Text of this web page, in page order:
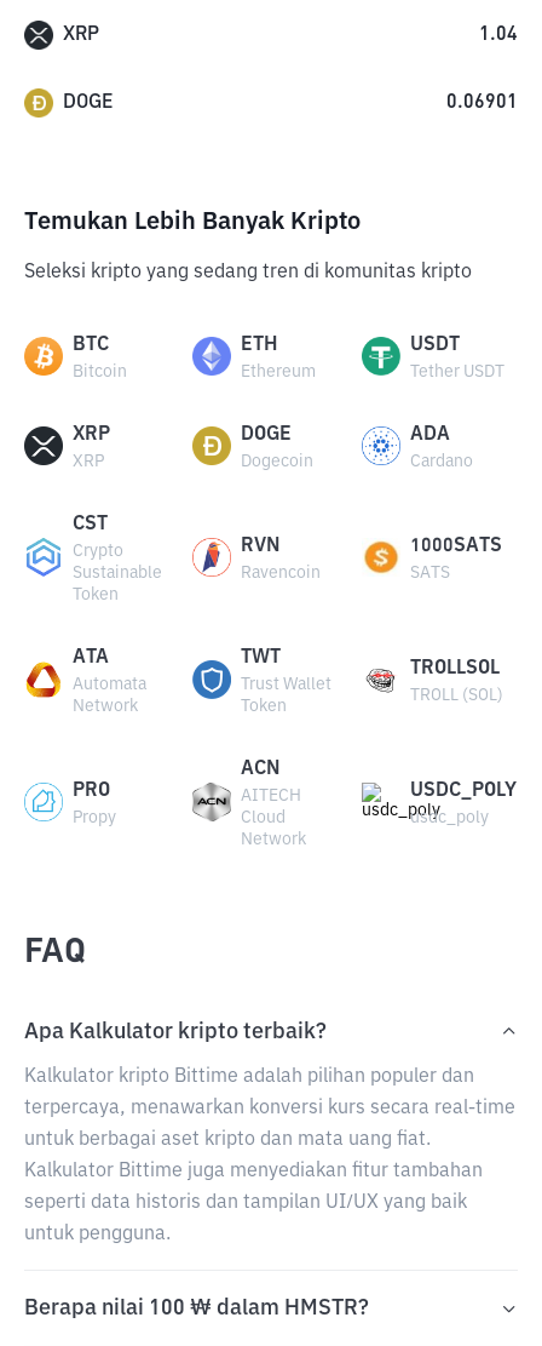
XRP 1.04
DOGE 0.06901
Temukan Lebih Banyak Kripto
Seleksi kripto yang sedang tren di komunitas kripto
BTC
Bitcoin
ETH
Ethereum
USDT
Tether USDT
XRP
XRP
DOGE
Dogecoin
ADA
Cardano
CST
Crypto
Sustainable
Token
RVN
Ravencoin
1000SATS
SATS
ATA
Automata
Network
TWT
Trust Wallet
Token
TROLLSOL
TROLL (SOL)
PRO
Propy
ACN
AITECH
Cloud
Network
USDC_POLY
usdc_poly
FAQ
Apa Kalkulator kripto terbaik?
Kalkulator kripto Bittime adalah pilihan populer dan
terpercaya, menawarkan konversi kurs secara real-time
untuk berbagai aset kripto dan mata uang fiat.
Kalkulator Bittime juga menyediakan fitur tambahan
seperti data historis dan tampilan UI/UX yang baik
untuk pengguna.
Berapa nilai 100 ₩ dalam HMSTR?